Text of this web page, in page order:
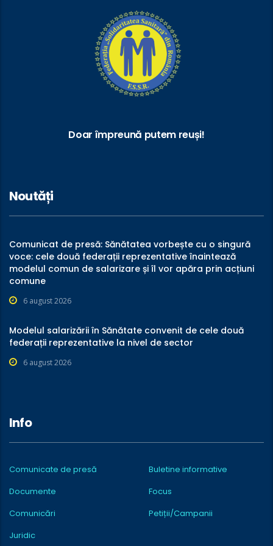
Doar împreună putem reuși!
Noutăți
Comunicat de presă: Sănătatea vorbește cu o singură
voce: cele două federații reprezentative înaintează
modelul comun de salarizare și îl vor apăra prin acțiuni
comune
6 august 2026
Modelul salarizării în Sănătate convenit de cele două
federații reprezentative la nivel de sector
6 august 2026
Info
Comunicate de presă
Buletine informative
Documente
Focus
Comunicări
Petiții/Campanii
Juridic